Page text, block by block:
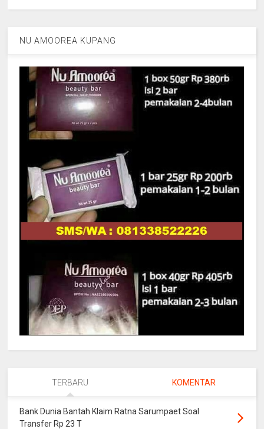
NU AMOOREA KUPANG
TERBARU KOMENTAR
Bank Dunia Bantah Klaim Ratna Sarumpaet Soal
Transfer Rp 23 T